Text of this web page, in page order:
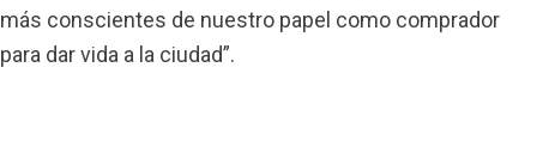
más conscientes de nuestro papel como comprador
para dar vida a la ciudad”.